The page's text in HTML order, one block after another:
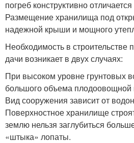
погреб конструктивно
Размещение хранилища под
надежной крыши и мощного
Необходимость в строительстве
дачи возникает в двух случаях:
При высоком уровне грунтовых
большого объема плодоовощной
Вид сооружения зависит от
Поверхностное хранилище
землю нельзя заглубиться
«штыка» лопаты.